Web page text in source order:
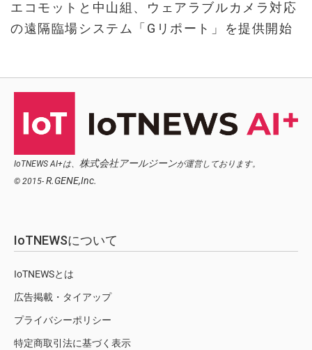
エコモットと中山組、ウェアラブルカメラ対応
の遠隔臨場システム「Gリポート」を提供開始
IoTNEWS AI+は、 株式会社アールジーンが運営しております。
© 2015- R.GENE,Inc.
IoTNEWSについて
IoTNEWSとは
広告掲載・タイアップ
プライバシーポリシー
特定商取引法に基づく表示